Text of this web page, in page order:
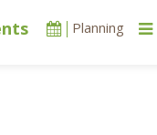
Planning